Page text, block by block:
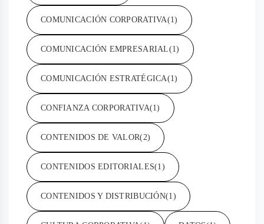
COMUNICACIÓN CORPORATIVA(1)
COMUNICACIÓN EMPRESARIAL(1)
COMUNICACIÓN ESTRATÉGICA(1)
CONFIANZA CORPORATIVA(1)
CONTENIDOS DE VALOR(2)
CONTENIDOS EDITORIALES(1)
CONTENIDOS Y DISTRIBUCIÓN(1)